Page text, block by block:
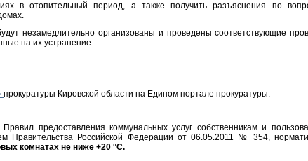
в отопительный период, а также получить разъяснения по
незамедлительно организованы и проведены соответствующие
на их устранение.
прокуратуры Кировской области на Едином портале прокуратуры.
предоставления коммунальных услуг собственникам и
Правительства Российской Федерации от 06.05.2011 № 354,
комнатах не ниже +20 °C.